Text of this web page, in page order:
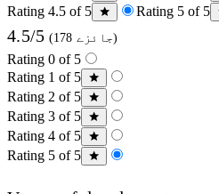
Rating 4.5 of 5
Rating 5 of 5
4.5/5 (178 جائزے)
Rating 0 of 5
Rating 1 of 5
Rating 2 of 5
Rating 3 of 5
Rating 4 of 5
Rating 5 of 5